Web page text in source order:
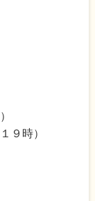
１９時）